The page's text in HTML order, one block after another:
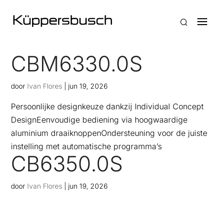
CBM6330.0S
door Ivan Flores jun 19, 2026
Persoonlijke designkeuze dankzij Individual Concept
DesignEenvoudige bediening via hoogwaardige
aluminium draaiknoppenOndersteuning voor de juiste
instelling met automatische programma’s
CB6350.0S
door Ivan Flores jun 19, 2026